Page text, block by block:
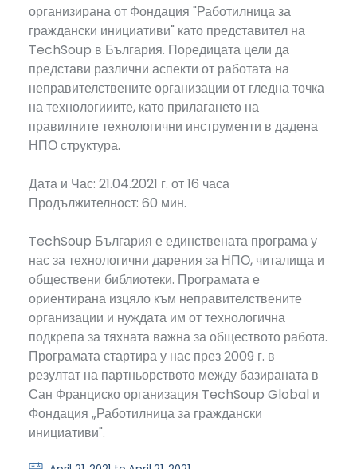
организирана от Фондация "Работилница за
граждански инициативи" като представител на
TechSoup в България. Поредицата цели да
представи различни аспекти от работата на
неправителствените организации от гледна точка
на технологииите, като прилагането на
правилните технологични инструменти в дадена
НПО структура.
Дата и Час: 21.04.2021 г. от 16 часа
Продължителност: 60 мин.
TechSoup България е единствената програма у
нас за технологични дарения за НПО, читалища и
обществени библиотеки. Програмата е
ориентирана изцяло към неправителствените
организации и нуждата им от технологична
подкрепа за тяхната важна за обществото работа.
Програмата стартира у нас през 2009 г. в
резултат на партньорството между базираната в
Сан Франциско организация TechSoup Global и
Фондация „Работилница за граждански
инициативи".